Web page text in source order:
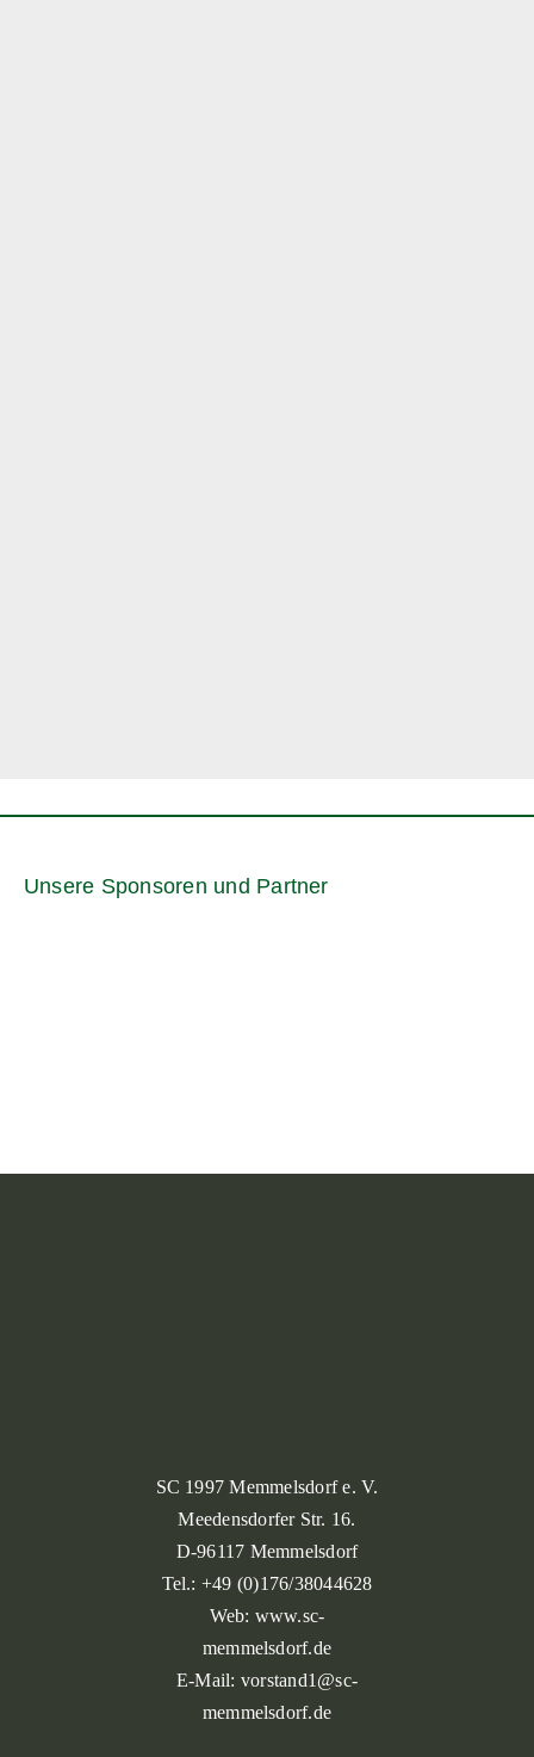
Unsere Sponsoren und Partner
SC 1997 Memmelsdorf e. V.
Meedensdorfer Str. 16.
D-96117 Memmelsdorf
Tel.: +49 (0)176/38044628
Web: www.sc-
memmelsdorf.de
E-Mail: vorstand1@sc-
memmelsdorf.de